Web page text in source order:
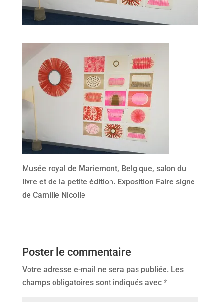
Musée royal de Mariemont, Belgique, salon du
livre et de la petite édition. Exposition Faire signe
de Camille Nicolle
Poster le commentaire
Votre adresse e-mail ne sera pas publiée. Les
champs obligatoires sont indiqués avec *